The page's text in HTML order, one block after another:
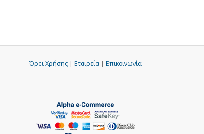
Όροι Χρήσης | Εταιρεία | Επικοινωνία